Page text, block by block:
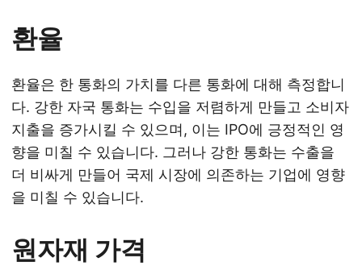
환율
환율은 한 통화의 가치를 다른 통화에 대해 측정합니
다. 강한 자국 통화는 수입을 저렴하게 만들고 소비자
지출을 증가시킬 수 있으며, 이는 IPO에 긍정적인 영
향을 미칠 수 있습니다. 그러나 강한 통화는 수출을
더 비싸게 만들어 국제 시장에 의존하는 기업에 영향
을 미칠 수 있습니다.
원자재 가격